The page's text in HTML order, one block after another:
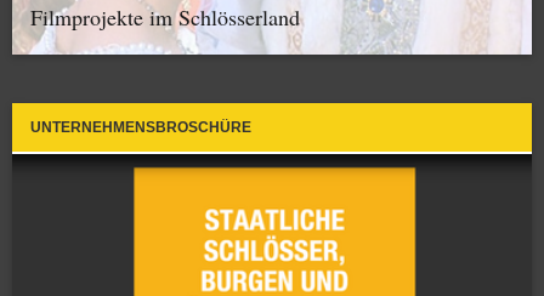
Filmprojekte im Schlösserland
UNTERNEHMENSBROSCHÜRE